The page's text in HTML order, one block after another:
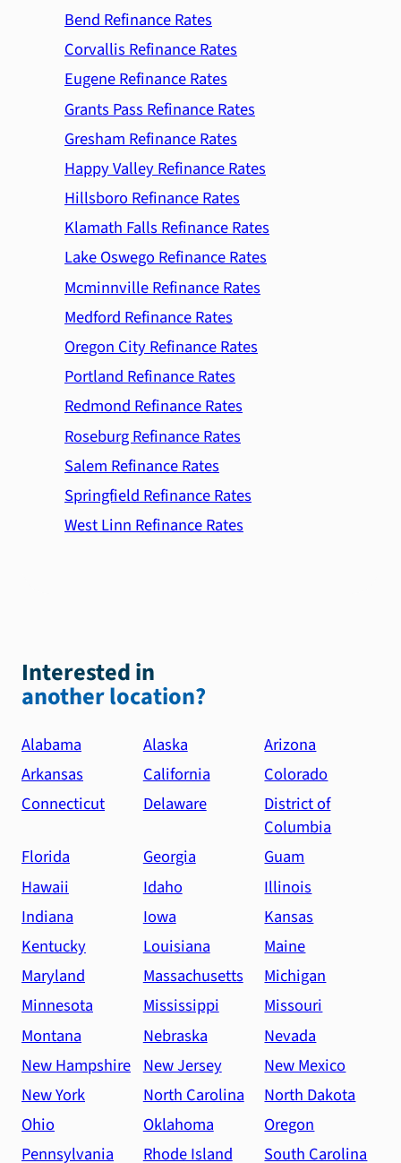
Bend Refinance Rates
Corvallis Refinance Rates
Eugene Refinance Rates
Grants Pass Refinance Rates
Gresham Refinance Rates
Happy Valley Refinance Rates
Hillsboro Refinance Rates
Klamath Falls Refinance Rates
Lake Oswego Refinance Rates
Mcminnville Refinance Rates
Medford Refinance Rates
Oregon City Refinance Rates
Portland Refinance Rates
Redmond Refinance Rates
Roseburg Refinance Rates
Salem Refinance Rates
Springfield Refinance Rates
West Linn Refinance Rates
Interested in
another location?
Alabama Alaska
Arizona
Arkansas
California
Colorado
Connecticut
Delaware
District of
Columbia
Florida
Georgia
Guam
Hawaii
Idaho
Illinois
Indiana
Iowa
Kansas
Kentucky
Louisiana
Maine
Maryland
Massachusetts
Michigan
Minnesota
Mississippi
Missouri
Montana
Nebraska
Nevada
New Hampshire New Jersey
New Mexico
New York
North Carolina
North Dakota
Ohio
Oklahoma
Oregon
Pennsylvania
Rhode Island
South Carolina